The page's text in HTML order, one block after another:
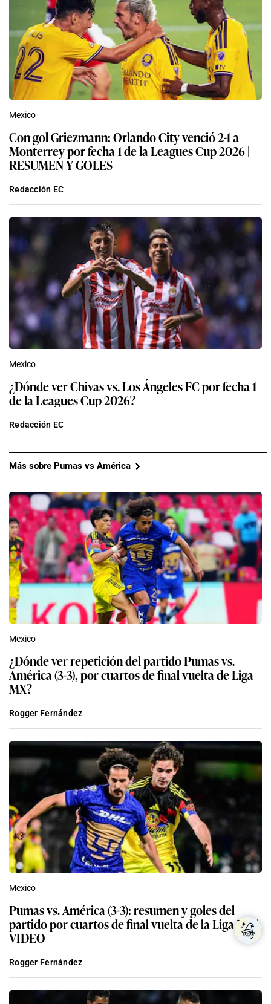
Mexico
Con gol Griezmann: Orlando City venció 2-1 a
Monterrey por fecha 1 de la Leagues Cup 2026 |
RESUMEN Y GOLES
Redacción EC
Mexico
¿Dónde ver Chivas vs. Los Ángeles FC por fecha 1
de la Leagues Cup 2026?
Redacción EC
Más sobre Pumas vs América
Mexico
¿Dónde ver repetición del partido Pumas vs.
América (3-3), por cuartos de final vuelta de Liga
MX?
Rogger Fernández
Mexico
Pumas vs. América (3-3): resumen y goles del
partido por cuartos de final vuelta de la Liga MX |
VIDEO
Rogger Fernández